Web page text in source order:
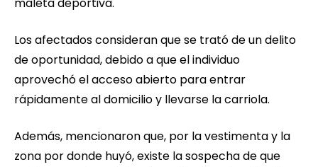
maleta deportiva.
Los afectados consideran que se trató de un delito
de oportunidad, debido a que el individuo
aprovechó el acceso abierto para entrar
rápidamente al domicilio y llevarse la carriola.
Además, mencionaron que, por la vestimenta y la
zona por donde huyó, existe la sospecha de que